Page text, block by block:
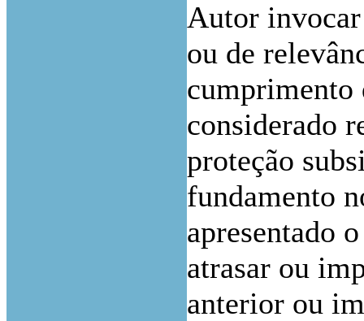
Autor invocar
ou de
cumprimento
considerado
proteção
fundamento
apresentado
atrasar ou
anterior ou